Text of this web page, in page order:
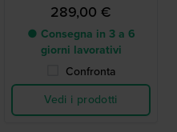
289,00 €
● Consegna in 3 a 6
giorni lavorativi
Confronta
Vedi i prodotti